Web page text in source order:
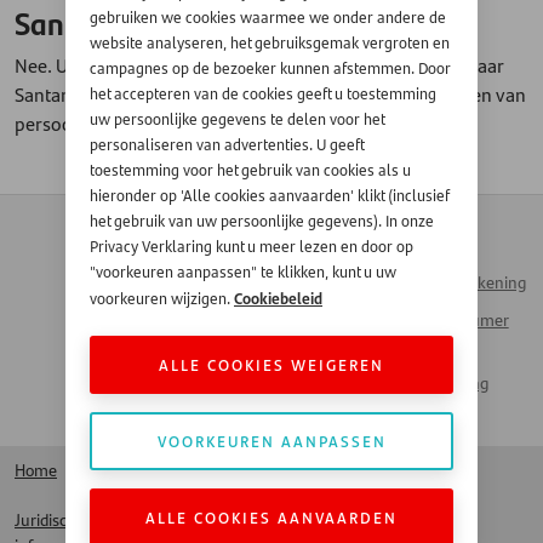
Santander?
Nee. U kunt geen bestaande leningen meer oversluiten naar
Santander. Wij zijn gestopt met het rechtstreeks aanbieden van
persoonlijke leningen.
Contact
Veelgestelde vragen
Werken bij Santander
Money Talks
Actueel Nieuws
Zakendoen met
Automotive
Inloggen Mijn Rekening
Santander Consumer
Santander Leasing
LinkedIn
Home
Juridische
gebruiken we cookies waarmee we onder andere de
website analyseren, het gebruiksgemak vergroten en
campagnes op de bezoeker kunnen afstemmen. Door
het accepteren van de cookies geeft u toestemming
uw persoonlijke gegevens te delen voor het
personaliseren van advertenties. U geeft
toestemming voor het gebruik van cookies als u
hieronder op 'Alle cookies aanvaarden' klikt (inclusief
het gebruik van uw persoonlijke gegevens). In onze
Privacy Verklaring kunt u meer lezen en door op
"voorkeuren aanpassen" te klikken, kunt u uw
voorkeuren wijzigen.Cookiebeleid
ALLE COOKIES WEIGEREN
VOORKEUREN AANPASSEN
ALLE COOKIES AANVAARDEN